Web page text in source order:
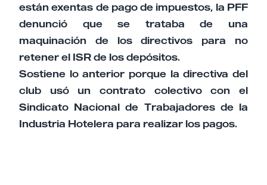
están exentas de pago de impuestos, la PFF
denunció que se trataba de una
maquinación de los directivos para no
retener el ISR de los depósitos.
Sostiene lo anterior porque la directiva del
club usó un contrato colectivo con el
Sindicato Nacional de Trabajadores de la
Industria Hotelera para realizar los pagos.